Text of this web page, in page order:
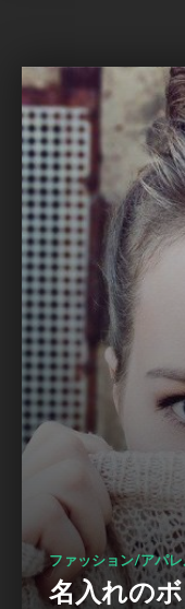
ファッション/アパ
名入れの